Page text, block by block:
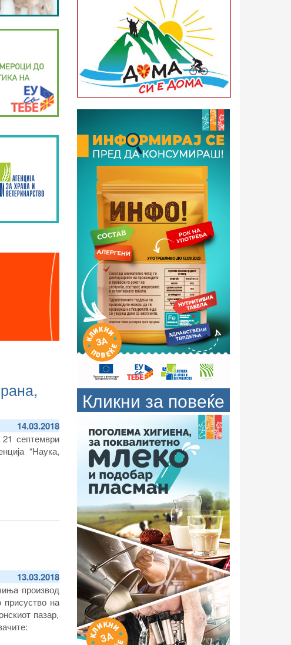
14.03.2018
септември
“Наука,
13.03.2018
производ
присуство на
пазар,
Кликни за повеќе